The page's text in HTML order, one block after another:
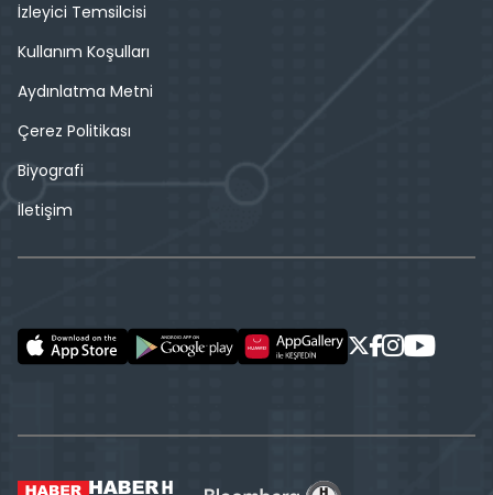
İzleyici Temsilcisi
Kullanım Koşulları
Aydınlatma Metni
Çerez Politikası
Biyografi
İletişim